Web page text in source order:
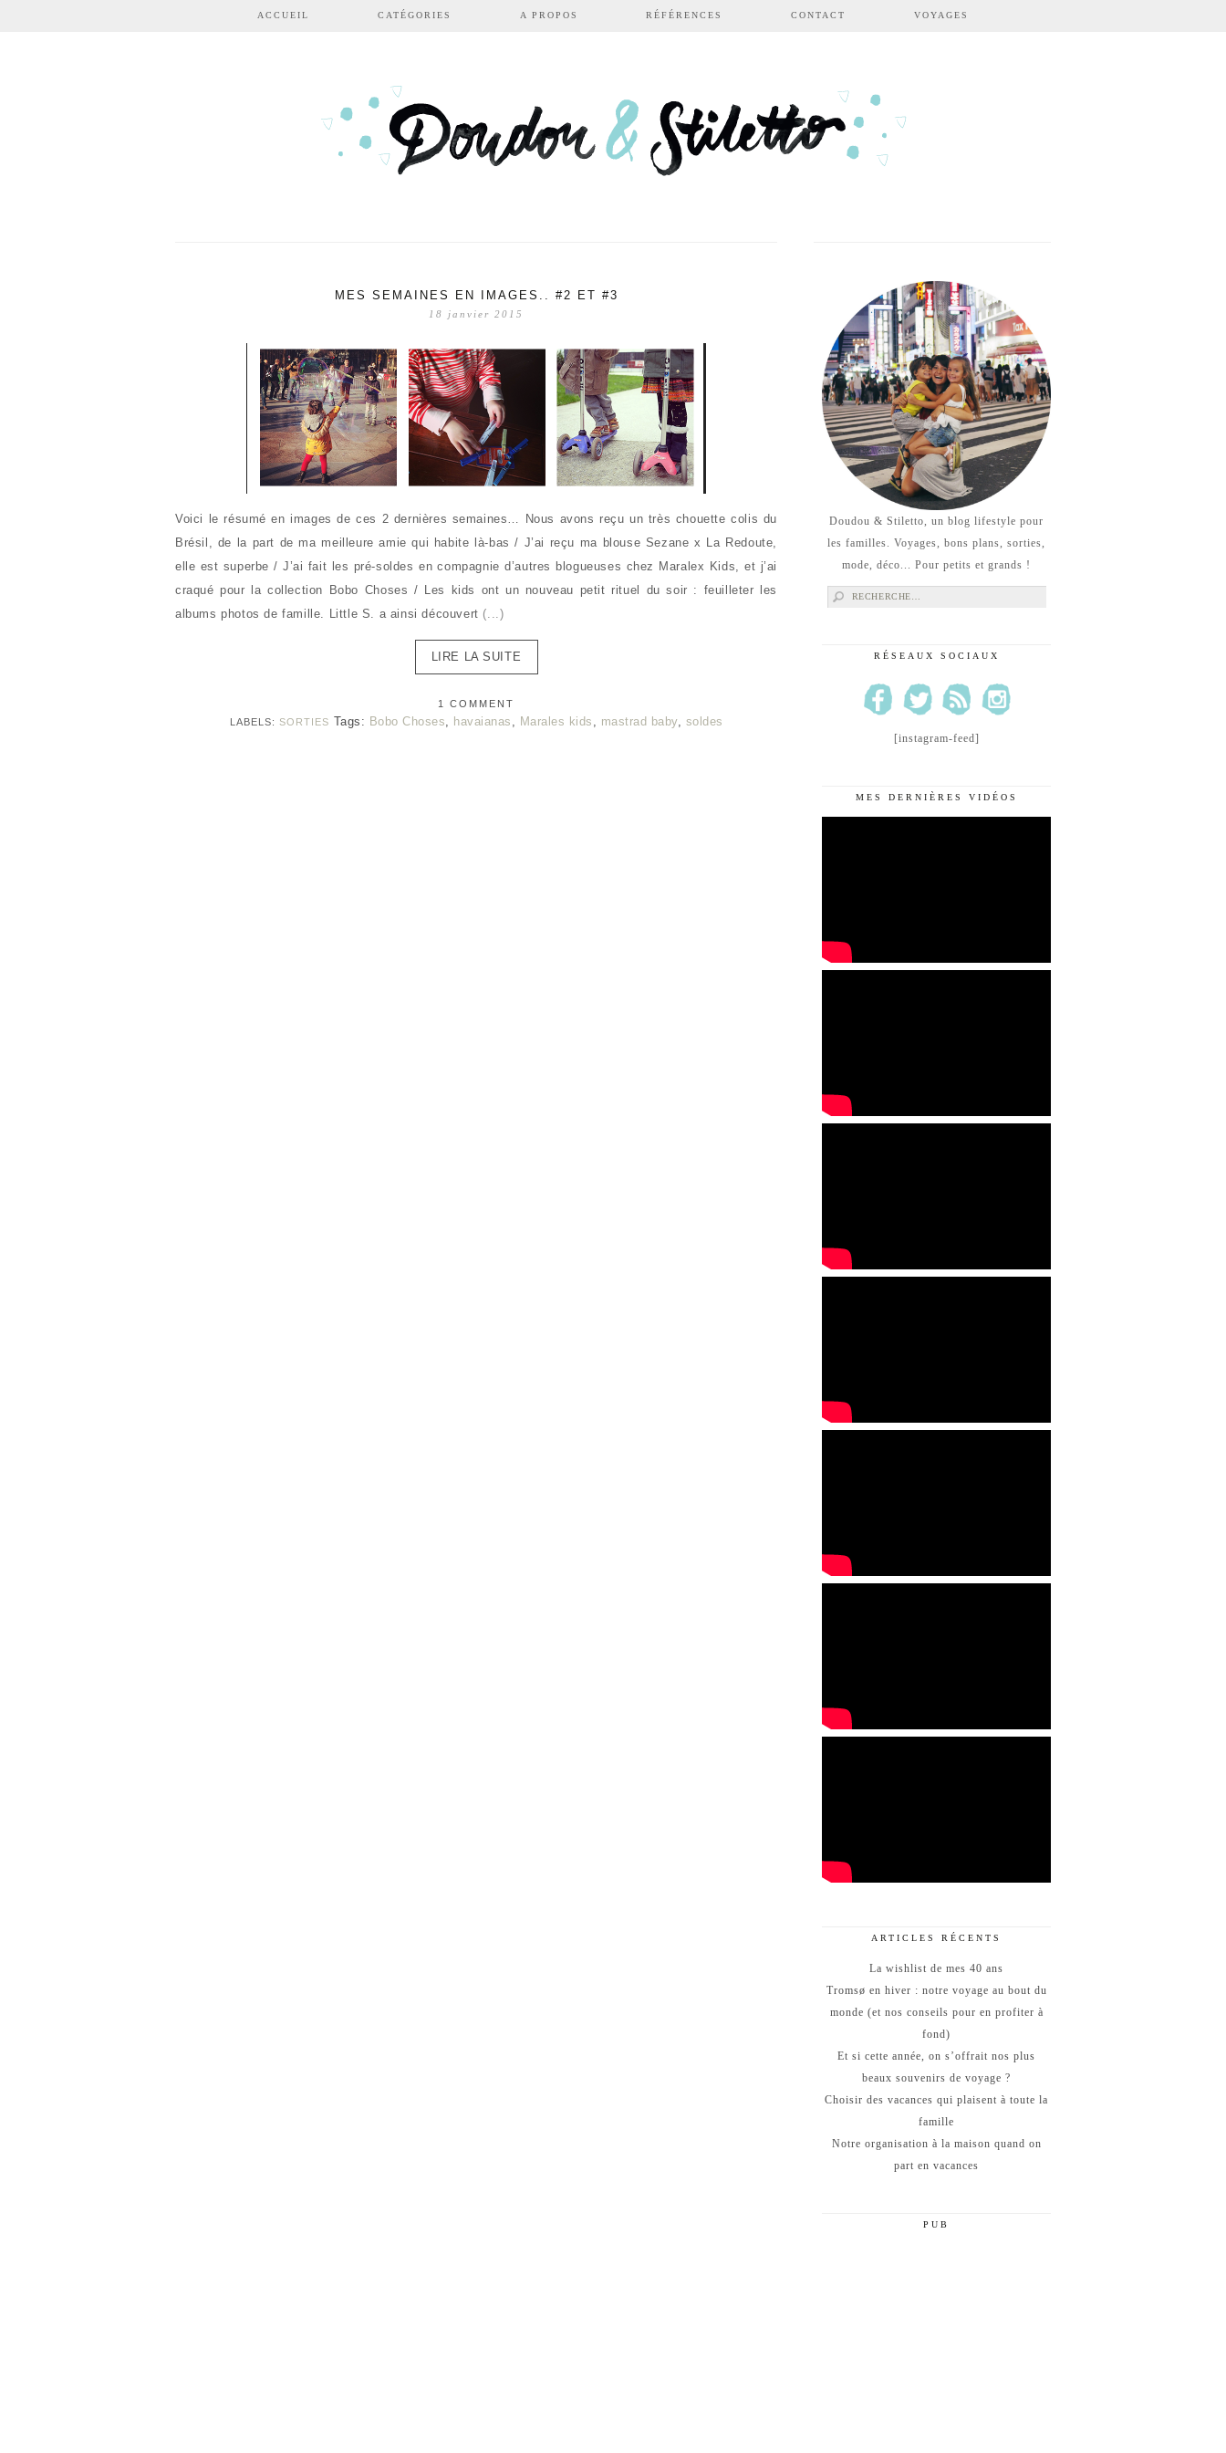
Aller au contenu principal
ACCUEIL CATÉGORIES A PROPOS RÉFÉRENCES CONTACT VOYAGES
MES SEMAINES EN IMAGES.. #2 ET #3
18 janvier 2015
Voici le résumé en images de ces 2 dernières semaines… Nous avons reçu un très chouette colis du
Brésil, de la part de ma meilleure amie qui habite là-bas / J’ai reçu ma blouse Sezane x La Redoute,
elle est superbe / J’ai fait les pré-soldes en compagnie d’autres blogueuses chez Maralex Kids, et j’ai
craqué pour la collection Bobo Choses / Les kids ont un nouveau petit rituel du soir : feuilleter les
albums photos de famille. Little S. a ainsi découvert (...)
LIRE LA SUITE
1 COMMENT
LABELS: SORTIES Tags: Bobo Choses, havaianas , Marales kids , mastrad baby, soldes
Doudou & Stiletto, un blog lifestyle pour
les familles. Voyages, bons plans, sorties,
mode, déco... Pour petits et grands !
Rechercher :
RÉSEAUX SOCIAUX
[instagram-feed]
MES DERNIÈRES VIDÉOS
ARTICLES RÉCENTS
La wishlist de mes 40 ans
Tromsø en hiver : notre voyage au bout du
monde (et nos conseils pour en profiter à
fond)
Et si cette année, on s’offrait nos plus
beaux souvenirs de voyage ?
Choisir des vacances qui plaisent à toute la
famille
Notre organisation à la maison quand on
part en vacances
PUB